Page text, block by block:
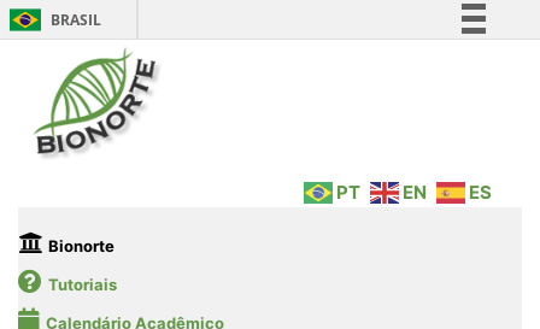
BRASIL
Legislação
PT EN ES
Bionorte
Tutoriais
Calendário Acadêmico